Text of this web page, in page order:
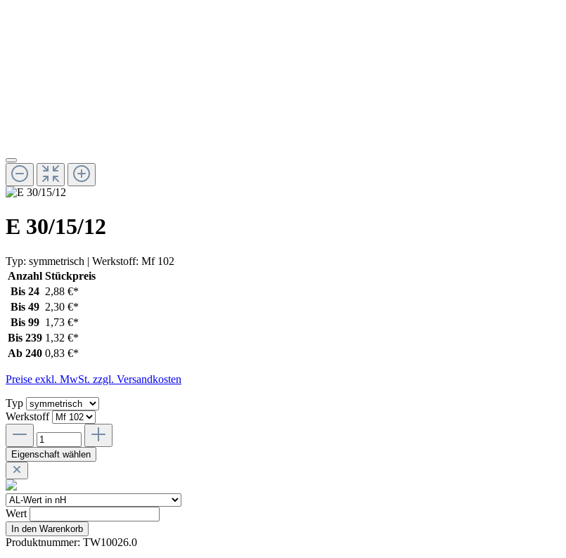
E 30/15/12
Typ: symmetrisch | Werkstoff: Mf 102
Anzahl Stückpreis
Bis 24 2,88 €*
Bis 49 2,30 €*
Bis 99 1,73 €*
Bis 239 1,32 €*
Ab 240 0,83 €*
Preise exkl. MwSt. zzgl. Versandkosten
Typ
Werkstoff
Eigenschaft wählen
Wert
In den Warenkorb
Produktnummer: TW10026.0